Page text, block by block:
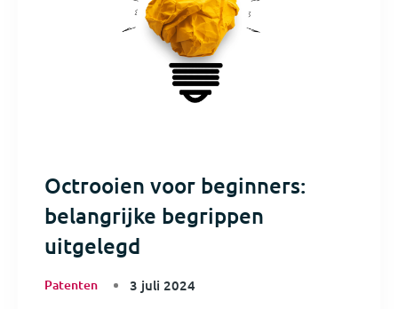
Octrooien voor beginners:
belangrijke begrippen
uitgelegd
Patenten 3 juli 2024